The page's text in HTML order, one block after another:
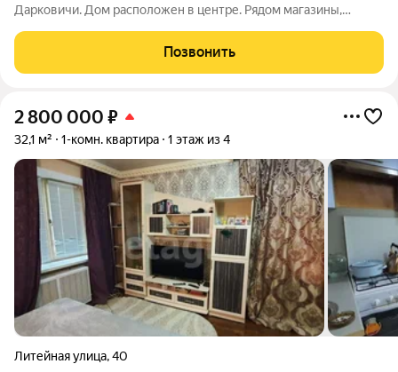
Дарковичи. Дом расположен в центре. Рядом магазины,
этажный, квартира располагается на первом этаже. Квартира
не угловая, тёплая. Установлен счётчик
Позвонить
2 800 000 ₽
32,1 м² 1-комн. квартира 1 этаж из 4
Литейная улица,40